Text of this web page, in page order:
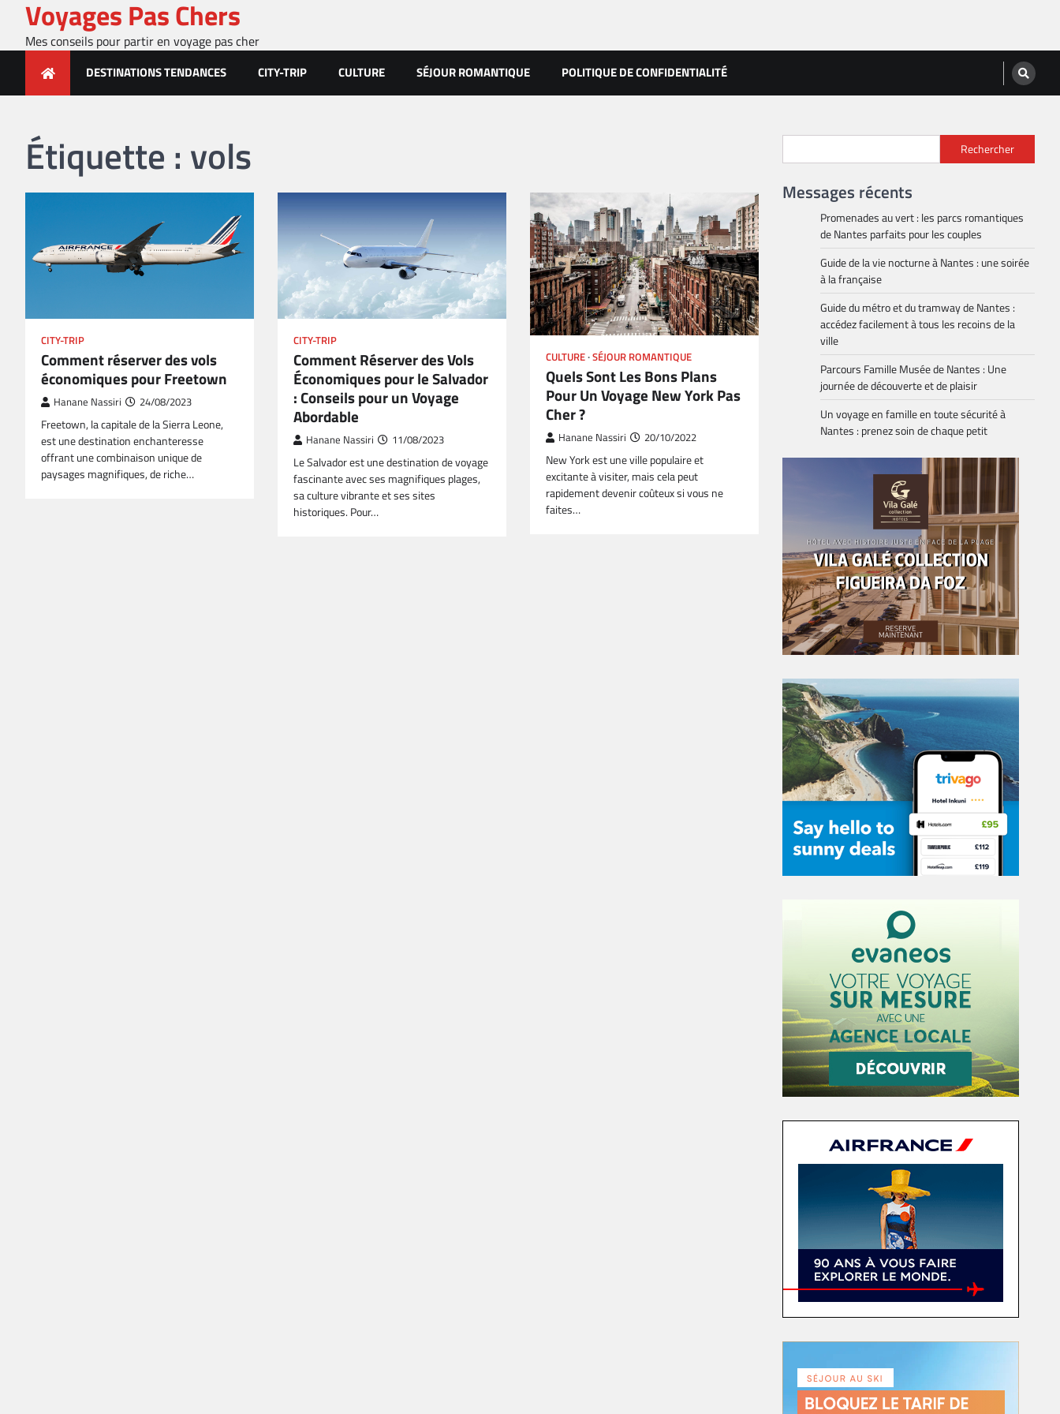
content
Voyages Pas Chers
Mes conseils pour partir en voyage pas cher
DESTINATIONS TENDANCES CITY-TRIP CULTURE SÉJOUR ROMANTIQUE POLITIQUE DE CONFIDENTIALITÉ
Étiquette : vols
CITY-TRIP
Comment réserver des vols
économiques pour Freetown
Hanane Nassiri 24/08/2023
Freetown, la capitale de la Sierra Leone,
est une destination enchanteresse
offrant une combinaison unique de
paysages magnifiques, de riche…
CITY-TRIP
Comment Réserver des Vols
Économiques pour le Salvador
: Conseils pour un Voyage
Abordable
Hanane Nassiri 11/08/2023
Le Salvador est une destination de voyage
fascinante avec ses magnifiques plages,
sa culture vibrante et ses sites
historiques. Pour…
CULTURE SÉJOUR ROMANTIQUE
Quels Sont Les Bons Plans
Pour Un Voyage New York Pas
Cher ?
Hanane Nassiri 20/10/2022
New York est une ville populaire et
excitante à visiter, mais cela peut
rapidement devenir coûteux si vous ne
faites…
Rechercher
Messages récents
Promenades au vert : les parcs romantiques
de Nantes parfaits pour les couples
Guide de la vie nocturne à Nantes : une soirée
à la française
Guide du métro et du tramway de Nantes :
accédez facilement à tous les recoins de la
ville
Parcours Famille Musée de Nantes : Une
journée de découverte et de plaisir
Un voyage en famille en toute sécurité à
Nantes : prenez soin de chaque petit